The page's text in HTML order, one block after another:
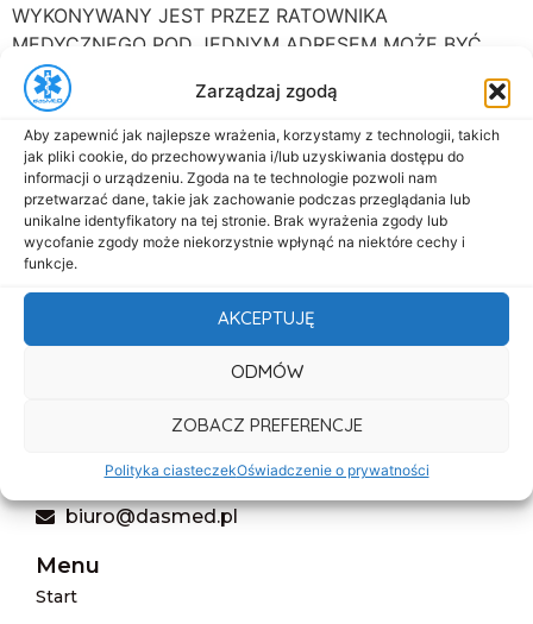
Zarządzaj zgodą
Aby zapewnić jak najlepsze wrażenia, korzystamy z technologii, takich
jak pliki cookie, do przechowywania i/lub uzyskiwania dostępu do
informacji o urządzeniu. Zgoda na te technologie pozwoli nam
przetwarzać dane, takie jak zachowanie podczas przeglądania lub
unikalne identyfikatory na tej stronie. Brak wyrażenia zgody lub
wycofanie zgody może niekorzystnie wpłynąć na niektóre cechy i
funkcje.
AKCEPTUJĘ
ODMÓW
ZOBACZ PREFERENCJE
Polityka ciasteczekOświadczenie o prywatności
WYKONYWANY JEST PRZEZ RATOWNIKA
MEDYCZNEGO POD JEDNYM ADRESEM MOŻE BYĆ
KILKU MIESZKAŃCÓW, PRACOWNIKÓW DO BADANIA
PO UZYSKANIU WYNIKU PACJENT OTRZYMUJE
ZAŚWIADCZENIE Z UWZGLĘDNIENIEM GODZINY
WYKONANIA TESTU ORAZ JEGO WYNIKU,
W PRZYPADKU UZYSKANIA WYNIKU POZYTYWNEGO
ŚWIADCZĄCYM O AKTYWNYM ZAKAŻENIU
KORONAWIRUSEM, […]
al. Marsz. Józefa Piłsudskiego 143
+48 517-333-173
biuro@dasmed.pl
Menu
Start